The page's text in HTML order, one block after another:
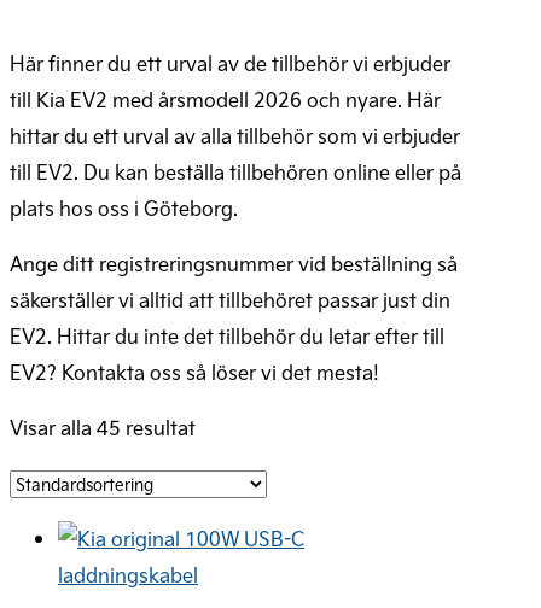
Här finner du ett urval av de tillbehör vi erbjuder
till Kia EV2 med årsmodell 2026 och nyare. Här
hittar du ett urval av alla tillbehör som vi erbjuder
till EV2. Du kan beställa tillbehören online eller på
plats hos oss i Göteborg.
Ange ditt registreringsnummer vid beställning så
säkerställer vi alltid att tillbehöret passar just din
EV2. Hittar du inte det tillbehör du letar efter till
EV2? Kontakta oss så löser vi det mesta!
Visar alla 45 resultat